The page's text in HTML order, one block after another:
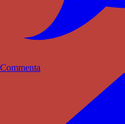
Commenta